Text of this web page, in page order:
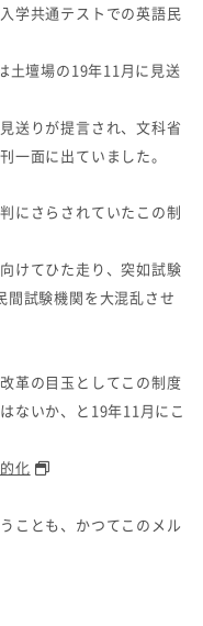
学共通テストでの英語民
土壇場の19年11月に見送
送りが提言され、文科省
一面に出ていました。
にさらされていたこの制
けてひた走り、突如試験
間試験機関を大混乱させ
革の目玉としてこの制度
ないか、と19年11月にこ
化
ことも、かつてこのメル